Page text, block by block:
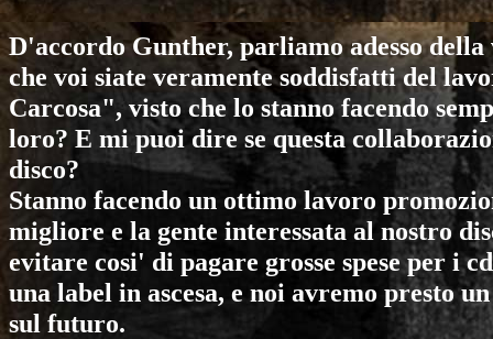
D'accordo Gunther, parliamo adesso
che voi siate veramente soddisfatti del
Carcosa", visto che lo stanno facendo
loro? E mi puoi dire se questa
disco?
Stanno facendo un ottimo lavoro
migliore e la gente interessata al nostro
evitare cosi' di pagare grosse spese per i
una label in ascesa, e noi avremo presto
sul futuro.